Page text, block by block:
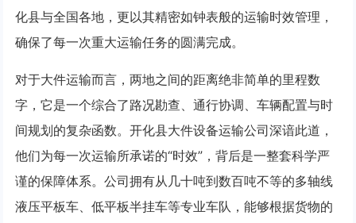
化县与全国各地，更以其精密如钟表般的运输时效管理，
确保了每一次重大运输任务的圆满完成。
对于大件运输而言，两地之间的距离绝非简单的里程数
字，它是一个综合了路况勘查、通行协调、车辆配置与时
间规划的复杂函数。开化县大件设备运输公司深谙此道，
他们为每一次运输所承诺的“时效”，背后是一整套科学严
谨的保障体系。公司拥有从几十吨到数百吨不等的多轴线
液压平板车、低平板半挂车等专业车队，能够根据货物的